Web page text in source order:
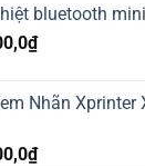
bluetooth
₫
Nhãn Xprinter
₫